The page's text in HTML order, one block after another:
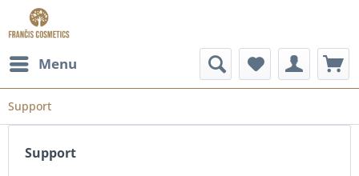
Menu
Support
Support